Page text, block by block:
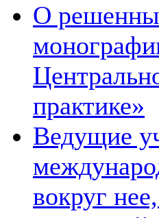
О
практике»
Ведущие
вокруг